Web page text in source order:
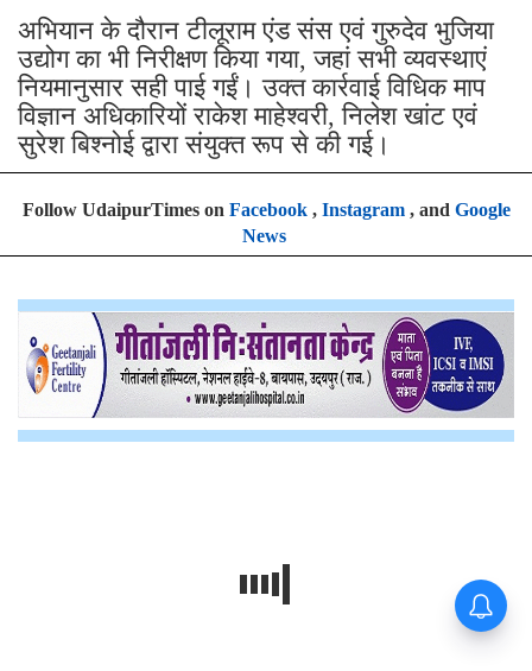
अभियान के दौरान टीलूराम एंड संस एवं गुरुदेव भुजिया
उद्योग का भी निरीक्षण किया गया, जहां सभी व्यवस्थाएं
नियमानुसार सही पाई गईं। उक्त कार्रवाई विधिक माप
विज्ञान अधिकारियों राकेश माहेश्वरी, निलेश खांट एवं
सुरेश बिश्नोई द्वारा संयुक्त रूप से की गई।
Follow UdaipurTimes on Facebook, Instagram, and Google
News
यहां बनने जा रहा दुनिया का सबसे बड़ा